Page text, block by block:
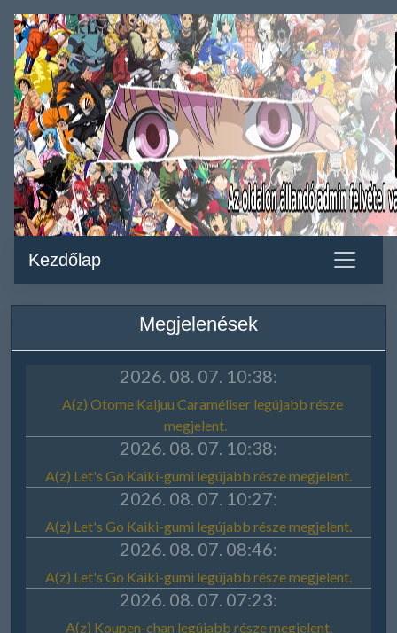
Kezdőlap
Megjelenések